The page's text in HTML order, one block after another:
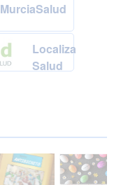
MurciaSalud
Localiza
Salud